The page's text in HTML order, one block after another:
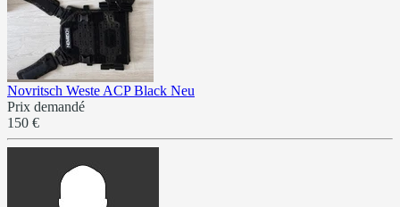
Novritsch Weste ACP Black Neu
Prix demandé
150 €